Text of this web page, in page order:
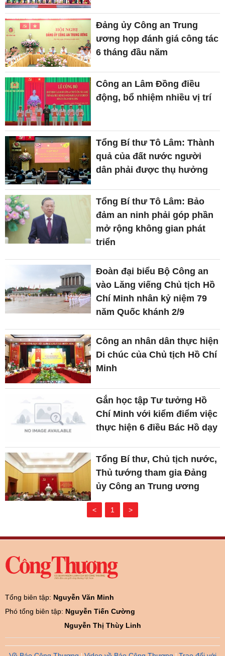
Đảng ủy Công an Trung
ương họp đánh giá công tác
6 tháng đầu năm
Công an Lâm Đồng điều
động, bổ nhiệm nhiều vị trí
Tổng Bí thư Tô Lâm: Thành
quả của đất nước người
dân phải được thụ hưởng
Tổng Bí thư Tô Lâm: Bảo
đảm an ninh phải góp phần
mở rộng không gian phát
triển
Đoàn đại biểu Bộ Công an
vào Lăng viếng Chủ tịch Hồ
Chí Minh nhân kỷ niệm 79
năm Quốc khánh 2/9
Công an nhân dân thực hiện
Di chúc của Chủ tịch Hồ Chí
Minh
Gắn học tập Tư tưởng Hồ
Chí Minh với kiểm điểm việc
thực hiện 6 điều Bác Hồ dạy
Tổng Bí thư, Chủ tịch nước,
Thủ tướng tham gia Đảng
ủy Công an Trung ương
< 1 >
Tổng biên tập: Nguyễn Văn Minh
Phó tổng biên tập: Nguyễn Tiến Cường
Nguyễn Thị Thùy Linh